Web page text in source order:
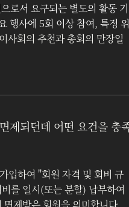
로서 요구되는 별도의 활동 기
행사에 5회 이상 참여, 특정 위
사회의 추천과 총회의 만장일
제되던데 어떤 요건을 충
입하여 "회원 자격 및 회비 규
를 일시(또는 분할) 납부하여